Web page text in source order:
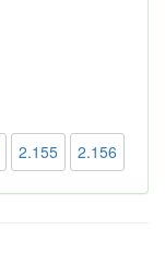
2.155 2.156